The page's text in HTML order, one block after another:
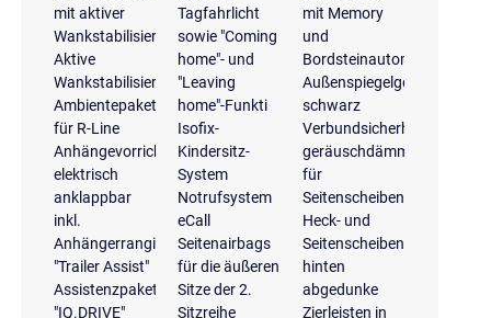
mit aktiver
Wankstabilisierung
Aktive
Wankstabilisierung
Ambientepaket
für R-Line
Anhängevorrichtung
elektrisch
anklappbar
inkl.
Anhängerrangierassistent
"Trailer Assist"
Assistenzpaket
"IQ.DRIVE"
Tagfahrlicht
sowie "Coming
home"- und
"Leaving
home"-Funkti
Isofix-
Kindersitz-
System
Notrufsystem
eCall
Seitenairbags
für die äußeren
Sitze der 2.
Sitzreihe
mit Memory
und
Bordsteinautomatik
Außenspiegelgehäuse
schwarz
Verbundsicherheitsglas
geräuschdämmend
für
Seitenscheiben;
Heck- und
Seitenscheiben
hinten
abgedunke
Zierleisten in